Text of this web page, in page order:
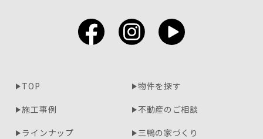
TOP
物件を探す
施工事例
不動産のご相談
ラインナップ
三鴨の家づくり